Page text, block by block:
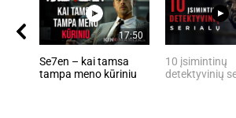
17:50
Se7en – kai tamsa
tampa meno kūriniu
10 įsimintinų
detektyvinių